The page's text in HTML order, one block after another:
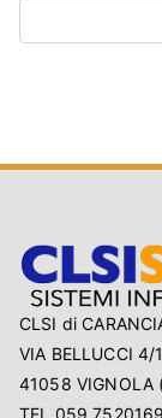
CLSI di
VIA BELLUCCI 4/1
41058 VIGNOLA
TEL 059